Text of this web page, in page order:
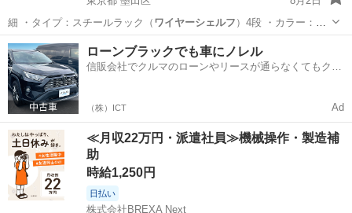
細 ・タイプ：スチールラック（ ワイヤーシェルフ ）4段 ・カラー：ホ
ワイト（白…
東京 墨田区 収納家具
ローンブラックでも車にノレル
信販会社でクルマのローンやリースが通らなくてもクル
（株）ICT Ad
≪月収22万円・派遣社員≫機械操作・製造補
助
時給1,250円
日払い
株式会社BREXA Next